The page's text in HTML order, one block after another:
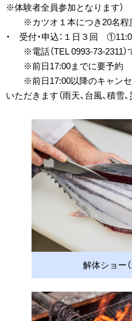
※体験者全員参加となります）
※カツオ１本につき20名程
・ 受付・申込：１日３回
※電話（TEL 0993-73-2311）
※前日17:00までに要予約
※前日17:00以降のキャンセ
いただきます（雨天、台風、積雪
解体ショー